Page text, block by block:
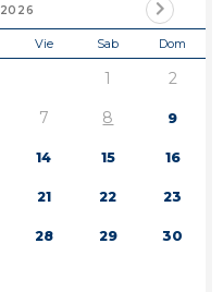
2026
Vie Sab Dom
1
2
7 8 9
14 15 16
21 22 23
28 29 30